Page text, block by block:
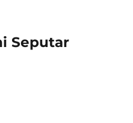
Seputar